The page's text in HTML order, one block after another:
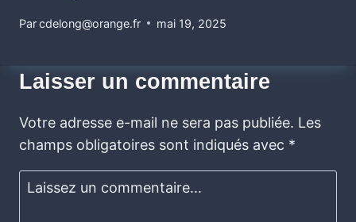
Parcdelong@orange.fr mai 19, 2025
Laisser un commentaire
Votre adresse e-mail ne sera pas publiée. Les
champs obligatoires sont indiqués avec *